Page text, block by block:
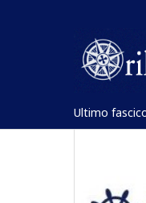
Ultimo